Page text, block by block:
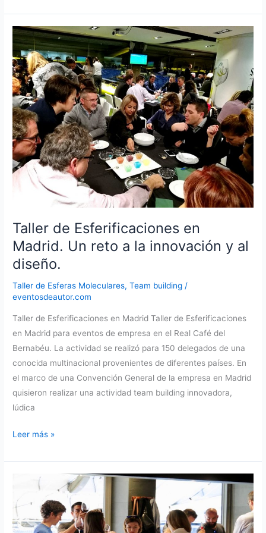
tablets
en
Alcalá
de
Henares
Taller de Esferificaciones en
Madrid. Un reto a la innovación y al
diseño.
Taller de Esferas Moleculares,Team building /
eventosdeautor.com
Taller de Esferificaciones en Madrid Taller de Esferificaciones
en Madrid para eventos de empresa en el Real Café del
Bernabéu. La actividad se realizó para 150 delegados de una
conocida multinacional provenientes de diferentes países. En
el marco de una Convención General de la empresa en Madrid
quisieron realizar una actividad team building innovadora,
lúdica
Taller
Esferificaciones
Madrid.
Un
reto
Leer más »